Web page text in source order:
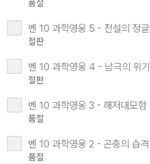
품절
벤 10 과학영웅 5 - 전설의 정글
절판
벤 10 과학영웅 4 - 남극의 위기
절판
벤 10 과학영웅 3 - 해저대모험
품절
벤 10 과학영웅 2 - 곤충의 습격
품절